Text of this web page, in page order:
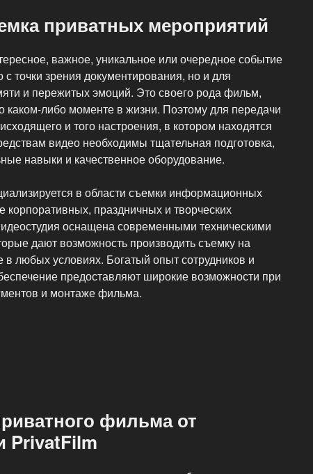
приватных мероприятий
важное, уникальное или очередное событие
с точки зрения документирования, но и для
и пережитых эмоций. Это своего рода фильм,
каком-либо моменте в жизни. Поэтому для передачи
и того настроения, в котором находятся
видео необходимы тщательная подготовка,
навыки и качественное оборудование.
в области съемки информационных
корпоративных, праздничных и творческих
оснащена современными техническими
дают возможность производить съемку на
в любых условиях. Богатый опыт сотрудников и
предоставляют широкие возможности при
и монтаже фильма.
фильма от
PrivatFilm